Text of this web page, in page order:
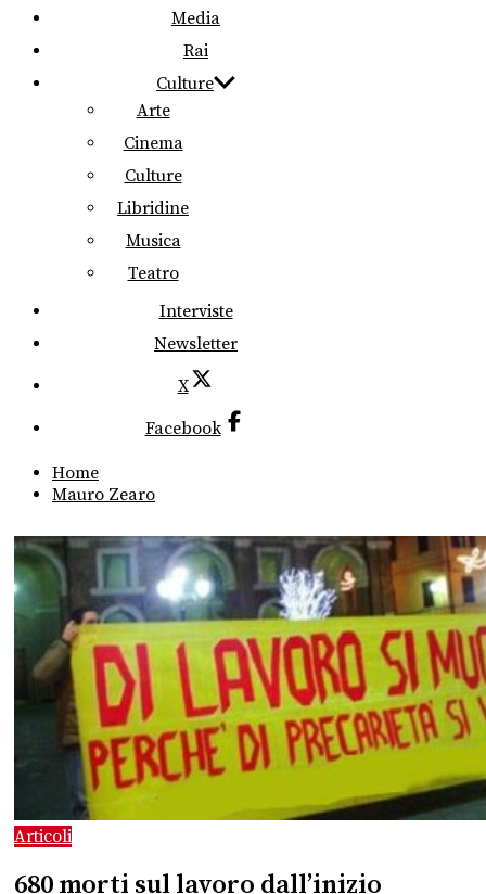
Media
Rai
Culture
Arte
Cinema
Culture
Libridine
Musica
Teatro
Interviste
Newsletter
X
Facebook
Home
Mauro Zearo
Articoli
680 morti sul lavoro dall’inizio